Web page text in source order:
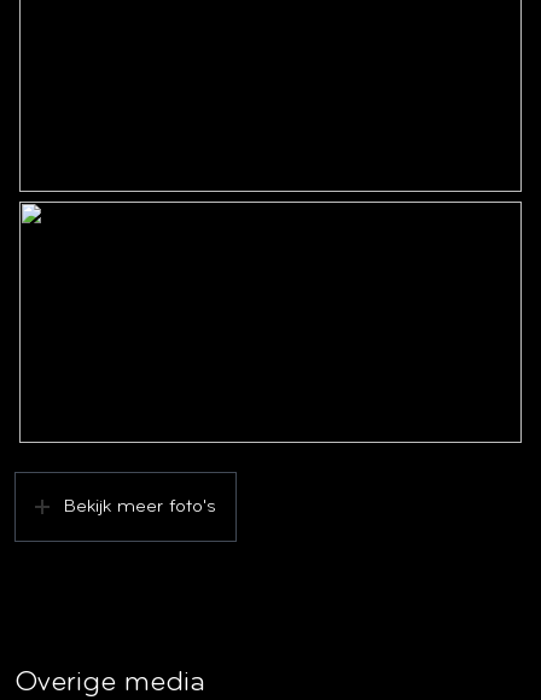
Bekijk meer foto's
Overige media